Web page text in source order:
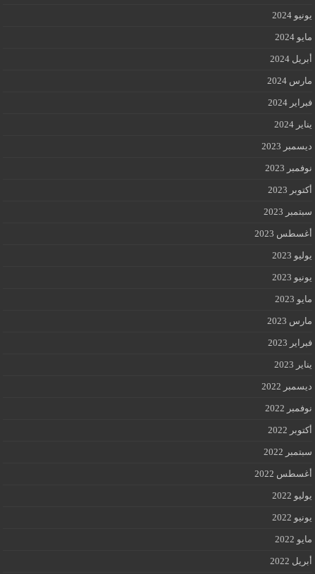
يونيو 2024
مايو 2024
أبريل 2024
مارس 2024
فبراير 2024
يناير 2024
ديسمبر 2023
نوفمبر 2023
أكتوبر 2023
سبتمبر 2023
أغسطس 2023
يوليو 2023
يونيو 2023
مايو 2023
مارس 2023
فبراير 2023
يناير 2023
ديسمبر 2022
نوفمبر 2022
أكتوبر 2022
سبتمبر 2022
أغسطس 2022
يوليو 2022
يونيو 2022
مايو 2022
أبريل 2022